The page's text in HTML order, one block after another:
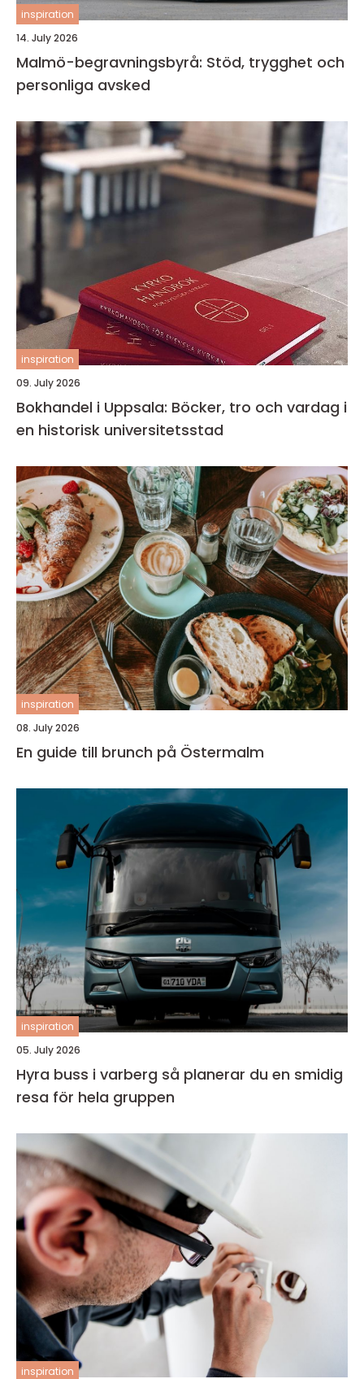
inspiration
14. July 2026
Malmö-begravningsbyrå: Stöd, trygghet och
personliga avsked
inspiration
09. July 2026
Bokhandel i Uppsala: Böcker, tro och vardag i
en historisk universitetsstad
inspiration
08. July 2026
En guide till brunch på Östermalm
inspiration
05. July 2026
Hyra buss i varberg så planerar du en smidig
resa för hela gruppen
inspiration